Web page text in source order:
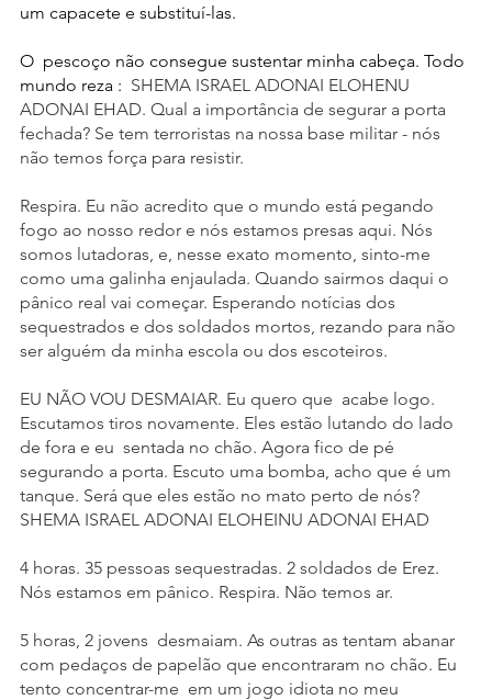
um capacete e substituí-las.
O  pescoço não consegue sustentar minha cabeça. Todo
mundo reza : SHEMA ISRAEL ADONAI ELOHENU
ADONAI EHAD. Qual a importância de segurar a porta
fechada? Se tem terroristas na nossa base militar - nós
não temos força para resistir.
Respira. Eu não acredito que o mundo está pegando
fogo ao nosso redor e nós estamos presas aqui. Nós
somos lutadoras, e, nesse exato momento, sinto-me
como uma galinha enjaulada. Quando sairmos daqui o
pânico real vai começar. Esperando notícias dos
sequestrados e dos soldados mortos, rezando para não
ser alguém da minha escola ou dos escoteiros.
EU NÃO VOU DESMAIAR. Eu quero que  acabe logo.
Escutamos tiros novamente. Eles estão lutando do lado
de fora e eu  sentada no chão. Agora fico de pé
segurando a porta. Escuto uma bomba, acho que é um
tanque. Será que eles estão no mato perto de nós?
SHEMA ISRAEL ADONAI ELOHEINU ADONAI EHAD
4 horas. 35 pessoas sequestradas. 2 soldados de Erez.
Nós estamos em pânico. Respira. Não temos ar.
5 horas, 2 jovens  desmaiam. As outras as tentam abanar
com pedaços de papelão que encontraram no chão. Eu
tento concentrar-me  em um jogo idiota no meu